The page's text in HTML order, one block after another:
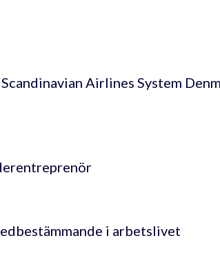
Airlines System
i arbetslivet